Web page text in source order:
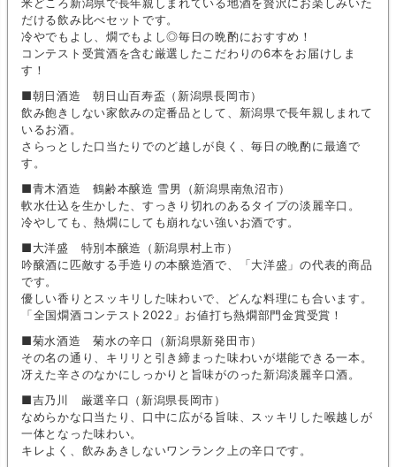
だける飲み比べセットです。
冷やでもよし、燗でもよし◎毎日の晩酌におすすめ！
コンテスト受賞酒を含む厳選したこだわりの6本をお届けしま
す！
■朝日酒造 朝日山百寿盃（新潟県長岡市）
飲み飽きしない家飲みの定番品として、新潟県で長年親しまれて
いるお酒。
さらっとした口当たりでのど越しが良く、毎日の晩酌に最適で
す。
■青木酒造 鶴齢本醸造 雪男（新潟県南魚沼市）
軟水仕込を生かした、すっきり切れのあるタイプの淡麗辛口。
冷やしても、熱燗にしても崩れない強いお酒です。
■大洋盛 特別本醸造（新潟県村上市）
吟醸酒に匹敵する手造りの本醸造酒で、「大洋盛」の代表的商品
です。
優しい香りとスッキリした味わいで、どんな料理にも合います。
「全国燗酒コンテスト2022」お値打ち熱燗部門金賞受賞！
■菊水酒造 菊水の辛口（新潟県新発田市）
その名の通り、キリリと引き締まった味わいが堪能できる一本。
冴えた辛さのなかにしっかりと旨味がのった新潟淡麗辛口酒。
■吉乃川 厳選辛口（新潟県長岡市）
なめらかな口当たり、口中に広がる旨味、スッキリした喉越しが
一体となった味わい。
キレよく、飲みあきしないワンランク上の辛口です。